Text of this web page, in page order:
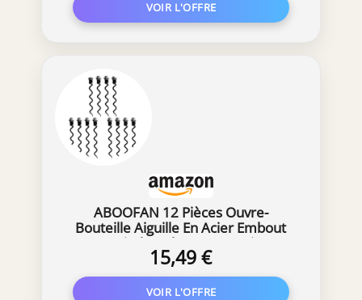
ABOOFAN 12 Pièces Ouvre-
Bouteille Aiguille En Acier Embout
En Spirale Robuste Pour Tire-
Bouchon Embout En Spirale En
Métal Pour Tire-Bouchon Embout En
Spirale En Métal Pour
15,49 €